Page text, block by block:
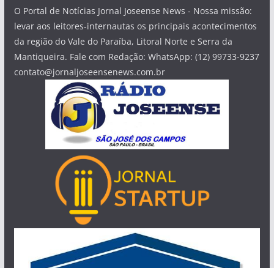
O Portal de Notícias Jornal Joseense News - Nossa missão:
levar aos leitores-internautas os principais acontecimentos
da região do Vale do Paraíba, Litoral Norte e Serra da
Mantiqueira. Fale com Redação: WhatsApp: (12) 99733-9237
contato@jornaljoseensenews.com.br